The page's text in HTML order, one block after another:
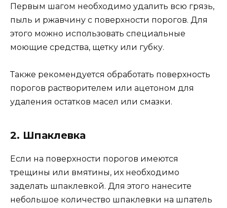
Первым шагом необходимо удалить всю грязь,
пыль и ржавчину с поверхности порогов. Для
этого можно использовать специальные
моющие средства, щетку или губку.
Также рекомендуется обработать поверхность
порогов растворителем или ацетоном для
удаления остатков масел или смазки.
2. Шпаклевка
Если на поверхности порогов имеются
трещины или вмятины, их необходимо
заделать шпаклевкой. Для этого нанесите
небольшое количество шпаклевки на шпатель